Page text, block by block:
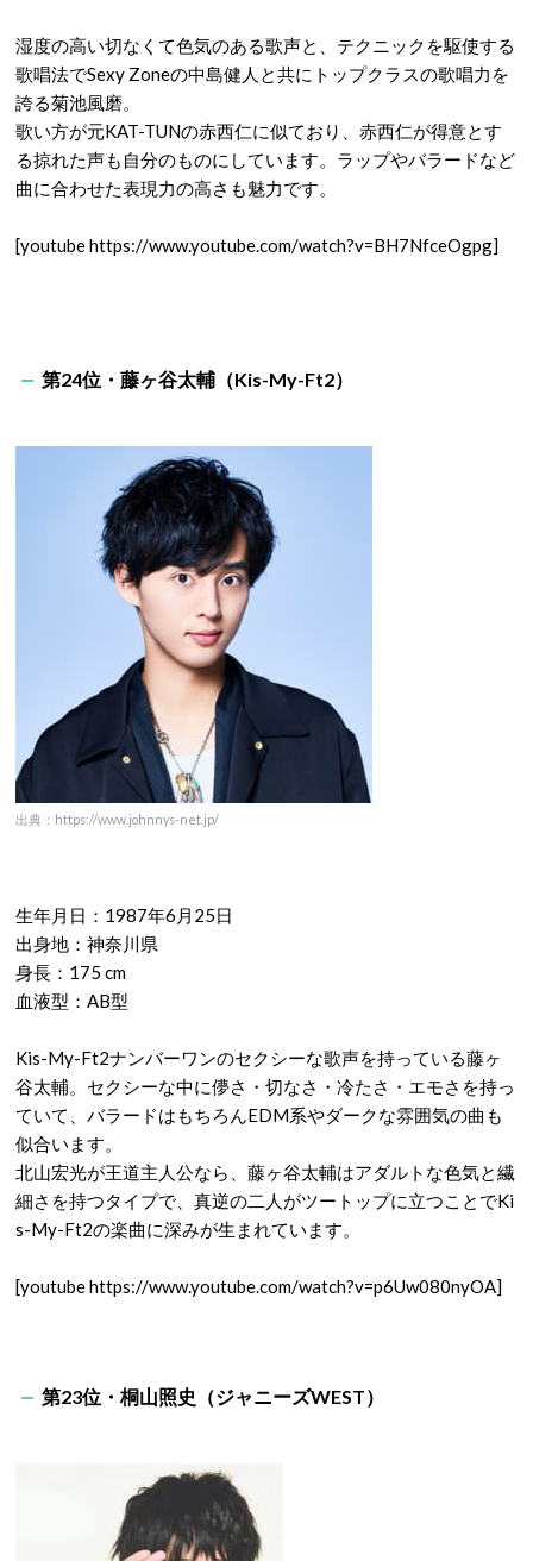
湿度の高い切なくて色気のある歌声と、テクニックを駆使する
歌唱法でSexy Zoneの中島健人と共にトップクラスの歌唱力を
誇る菊池風磨。
歌い方が元KAT-TUNの赤西仁に似ており、赤西仁が得意とす
る掠れた声も自分のものにしています。ラップやバラードなど
曲に合わせた表現力の高さも魅力です。
[youtube https://www.youtube.com/watch?v=BH7NfceOgpg]
第24位・藤ヶ谷太輔（Kis-My-Ft2）
出典：https://www.johnnys-net.jp/
生年月日：1987年6月25日
出身地：神奈川県
身長：175 cm
血液型：AB型
Kis-My-Ft2ナンバーワンのセクシーな歌声を持っている藤ヶ
谷太輔。セクシーな中に儚さ・切なさ・冷たさ・エモさを持っ
ていて、バラードはもちろんEDM系やダークな雰囲気の曲も
似合います。
北山宏光が王道主人公なら、藤ヶ谷太輔はアダルトな色気と繊
細さを持つタイプで、真逆の二人がツートップに立つことでKi
s-My-Ft2の楽曲に深みが生まれています。
[youtube https://www.youtube.com/watch?v=p6Uw080nyOA]
第23位・桐山照史（ジャニーズWEST）